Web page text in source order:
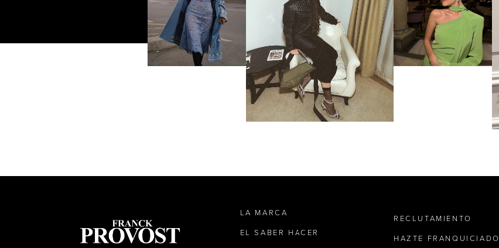
LA MARCA
EL SABER HACER
RECLUTAMIENTO
HAZTE FRANQUICIADO